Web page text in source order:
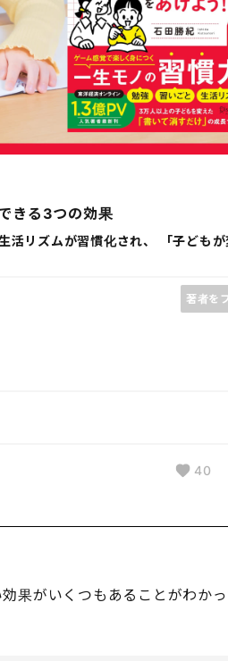
きる3つの効果
リズムが習慣化され、 「子どもが
著者を
40
果がいくつもあることがわかっ